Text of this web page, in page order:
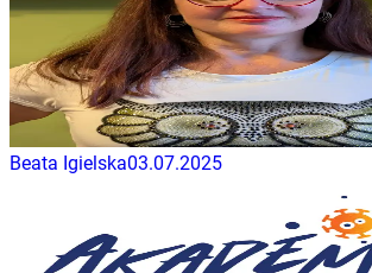
Beata Igielska03.07.2025